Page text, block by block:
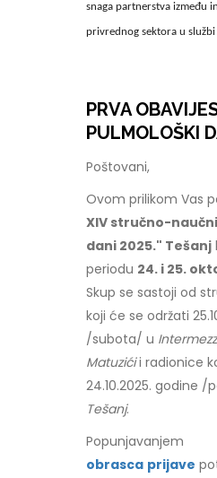
snaga partnerstva između
privrednog sektora u
PRVA
PULMOLOŠKI
Poštovani,
Ovom prilikom Vas
XIV stručno-
dani 2025." Tešanj
periodu 24. i 25.
Skup se sastoji od
koji će se održati
/subota/ u
Matuzićii radionice
24.10.2025. godine /
Tešanj.
Popunjavanjem
obrasca prijave